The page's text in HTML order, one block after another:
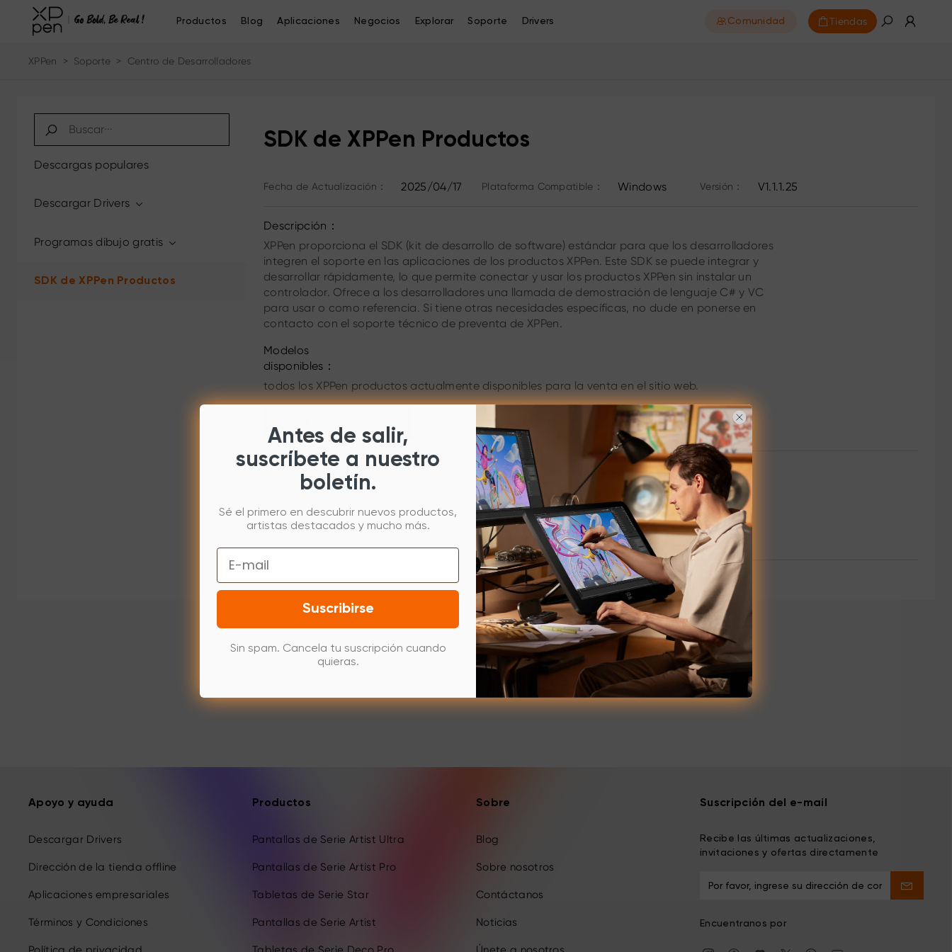
Productos Blog Aplicaciones Negocios Explorar Soporte Drivers Comunidad Tiendas
XPPen > Soporte > Centro de Desarrolladores
Descargas populares
Descargar Drivers
Programas dibujo gratis
SDK de XPPen Productos
SDK de XPPen Productos
Fecha de Actualización： 2025/04/17 Plataforma Compatible： Windows Versión： V1.1.1.25
Descripción：
XPPen proporciona el SDK (kit de desarrollo de software) estándar para que los desarrolladores
integren el soporte en las aplicaciones de los productos XPPen. Este SDK se puede integrar y
desarrollar rápidamente, lo que permite conectar y usar los productos XPPen sin instalar un
controlador. Ofrece a los desarrolladores una llamada de demostración de lenguaje C# y VC
para usar o como referencia. Si tiene otras necesidades específicas, no dude en ponerse en
contacto con el soporte técnico de preventa de XPPen.
Modelos
disponibles：
todos los XPPen productos actualmente disponibles para la venta en el sitio web.
Diario de Actualización
（Fecha de Actualización：2025/04/17）
Dispositivos compatibles:
todos los XPPen productos actualmente disponibles para la venta en el sitio web.
Apoyo y ayuda
Descargar Drivers
Dirección de la tienda offline
Aplicaciones empresariales
Términos y Condiciones
Productos
Pantallas de Serie Artist Ultra
Pantallas de Serie Artist Pro
Tabletas de Serie Star
Pantallas de Serie Artist
Sobre
Blog
Sobre nosotros
Contáctanos
Noticias
Suscripción del e-mail
Recibe las últimas actualizaciones,
invitaciones y ofertas directamente
Encuentranos por
Antes de salir,
suscríbete a nuestro
boletín.
Sé el primero en descubrir nuevos productos,
artistas destacados y mucho más.
Email
Suscribirse
Sin spam. Cancela tu suscripción cuando
quieras.